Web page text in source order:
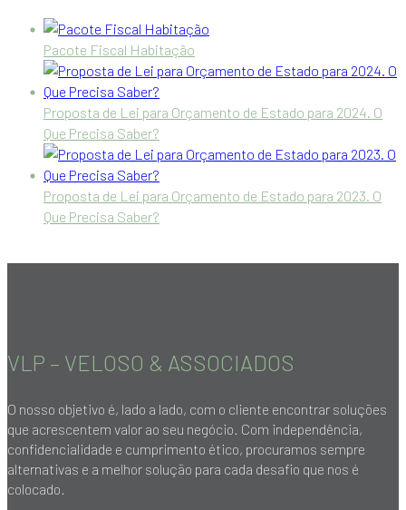
Pacote Fiscal Habitação
Proposta de Lei para Orçamento de Estado para 2024. O
Que Precisa Saber?
Proposta de Lei para Orçamento de Estado para 2023. O
Que Precisa Saber?
VLP – VELOSO & ASSOCIADOS
O nosso objetivo é, lado a lado, com o cliente encontrar soluções
que acrescentem valor ao seu negócio. Com independência,
confidencialidade e cumprimento ético, procuramos sempre
alternativas e a melhor solução para cada desafio que nos é
colocado.